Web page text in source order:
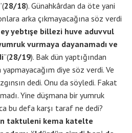
28/18). Günahkârdan da öte yani
arka çıkmayacağına söz verdi
yebtışe billezi huve aduvvul
vurmaya dayanamadı ve
”(28/19). Bak dün yaptığından
diye söz verdi. Ve
dedi. Onu da söyledi. Fakat
Yine düşmana bir yumruk
bu defa karşı taraf ne dedi?
taktuleni kema katelte